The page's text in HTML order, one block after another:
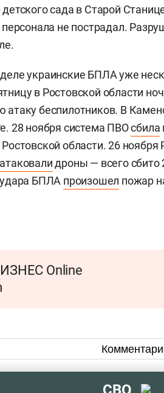
сада в Старой
персонала не пострадал.
украинские БПЛА уже
в Ростовской области
атаку беспилотников. В
28 ноября система ПВОсбила
области. 26
атаковалидроны — всего сбито
БПЛА произошел пожар
Online